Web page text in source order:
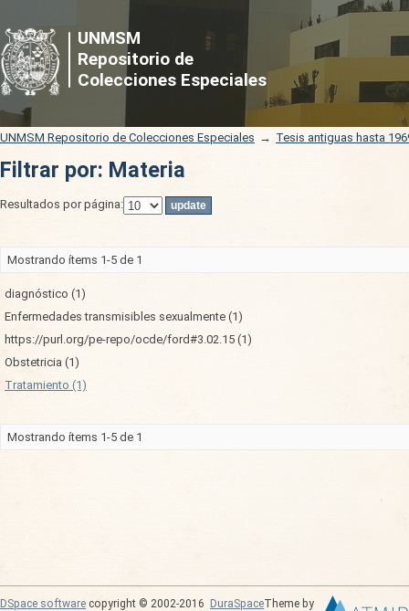
UNMSM
Repositorio de
Colecciones Especiales
Filtrar por: Materia
UNMSM Repositorio de Colecciones Especiales → Tesis antiguas hasta
Filtrar por: Materia
Resultados por página:
Mostrando ítems 1-5 de 1
diagnóstico (1)
Enfermedades transmisibles sexualmente (1)
https://purl.org/pe-repo/ocde/ford#3.02.15 (1)
Obstetricia (1)
Tratamiento (1)
Mostrando ítems 1-5 de 1
DSpace software copyright © 2002-2016 DuraSpaceTheme by